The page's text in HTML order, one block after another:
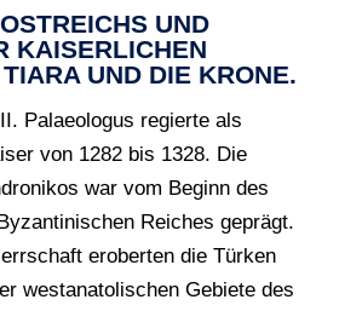
UND
KAISERLICHEN
UND DIE KRONE.
Palaeologus regierte als
von 1282 bis 1328. Die
war vom Beginn des
Reiches geprägt.
eroberten die Türken
westanatolischen Gebiete des